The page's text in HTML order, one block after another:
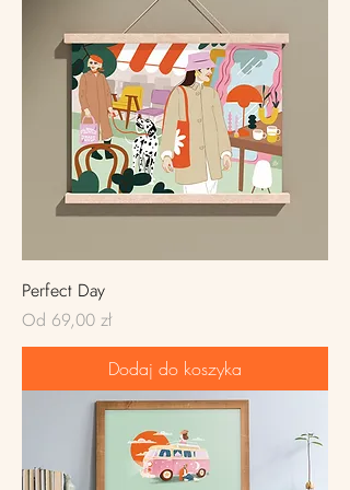
Perfect Day
Od 69,00 zł
Cena rabatowa
Dodaj do koszyka